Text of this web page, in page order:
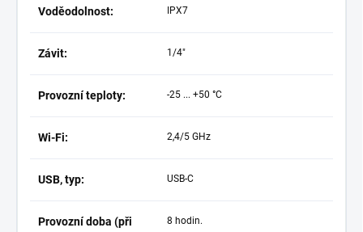
Voděodolnost: IPX7
Závit: 1/4"
Provozní teploty: -25 ... +50 °C
Wi-Fi: 2,4/5 GHz
USB, typ: USB-C
Provozní doba (při
8 hodin.